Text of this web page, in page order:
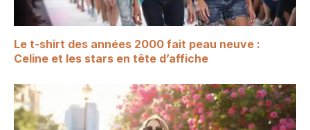
Le t-shirt des années 2000 fait peau neuve :
Celine et les stars en tête d’affiche